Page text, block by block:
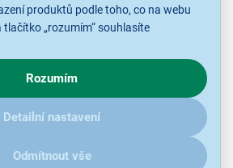
produktů podle toho, co na webu
„rozumím“ souhlasíte
zobrazení cílených reklam. Pokud vás
s cookies a dalšími údaji pracujeme,
Rozumím
Detailní nastavení
Odmítnout vše
Grey